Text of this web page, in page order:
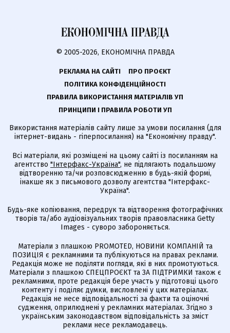
© 2005-2026, ЕКОНОМІЧНА ПРАВДА
РЕКЛАМА НА САЙТІ
ПРО ПРОЄКТ
ПОЛІТИКА КОНФІДЕНЦІЙНОСТІ
ПРАВИЛА ВИКОРИСТАННЯ МАТЕРІАЛІВ УП
ПРИНЦИПИ І ПРАВИЛА РОБОТИ УП
Використання матеріалів сайту лише за умови посилання (для
інтернет-видань - гіперпосилання) на "Економічну правду".
Всі матеріали, які розміщені на цьому сайті із посиланням на
агентство "Інтерфакс-Україна", не підлягають подальшому
відтворенню та/чи розповсюдженню в будь-якій формі,
інакше як з письмового дозволу агентства "Інтерфакс-
Україна".
Будь-яке копіювання, передрук та відтворення фотографічних
творів та/або аудіовізуальних творів правовласника Getty
Images - суворо забороняється.
Матеріали з плашкою PROMOTED, НОВИНИ КОМПАНІЙ та
ПОЗИЦІЯ є рекламними та публікуються на правах реклами.
Редакція може не поділяти погляди, які в них промотуються.
Матеріали з плашкою СПЕЦПРОЄКТ та ЗА ПІДТРИМКИ також є
рекламними, проте редакція бере участь у підготовці цього
контенту і поділяє думки, висловлені у цих матеріалах.
Редакція не несе відповідальності за факти та оціночні
судження, оприлюднені у рекламних матеріалах. Згідно з
українським законодавством відповідальність за зміст
реклами несе рекламодавець.